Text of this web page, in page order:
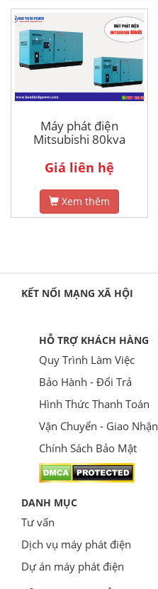
Máy phát điện
Mitsubishi 80kva
Giá liên hệ
Xem thêm
KẾT NỐI MẠNG XÃ HỘI
HỖ TRỢ KHÁCH HÀNG
Quy Trình Làm Việc
Bảo Hành - Đổi Trả
Hình Thức Thanh Toán
Vận Chuyển - Giao Nhận
Chính Sách Bảo Mật
DANH MỤC
Tư vấn
Dịch vụ máy phát điện
Dự án máy phát điện